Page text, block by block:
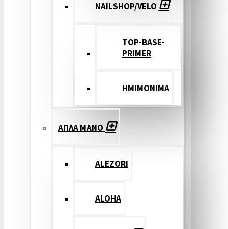
NAILSHOP/VELO
TOP-BASE-
PRIMER
ΗΜΙΜΟΝΙΜΑ
ΑΠΛΑ ΜΑΝΟ
ALEZORI
ALOHA